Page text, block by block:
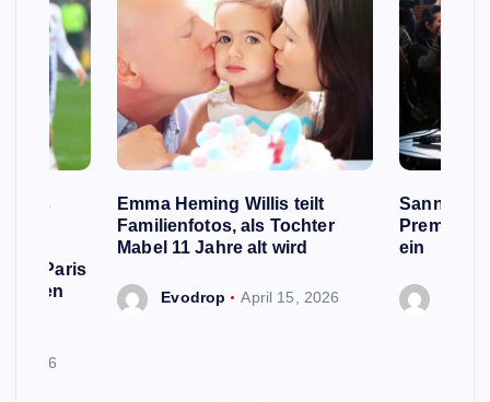
Fans
von Paris
neuen
2026
Emma Heming Willis teilt
Familienfotos, als Tochter
Mabel 11 Jahre alt wird
Evodrop April 15, 2026
Sanna
ein